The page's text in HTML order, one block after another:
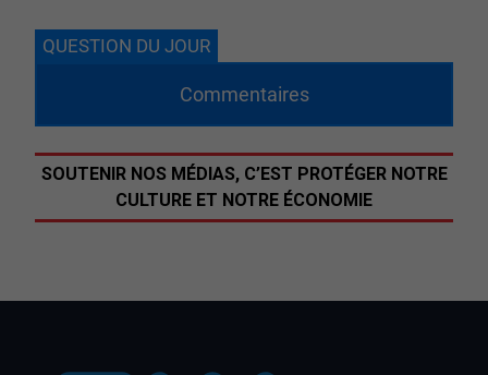
QUESTION DU JOUR
Commentaires
SOUTENIR NOS MÉDIAS, C’EST PROTÉGER NOTRE
CULTURE ET NOTRE ÉCONOMIE